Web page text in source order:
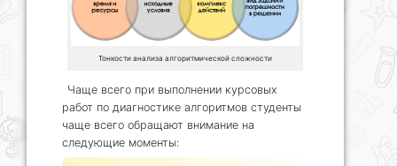
Тонкости анализа алгоритмической сложности
Чаще всего при выполнении курсовых
работ по диагностике алгоритмов студенты
чаще всего обращают внимание на
следующие моменты: